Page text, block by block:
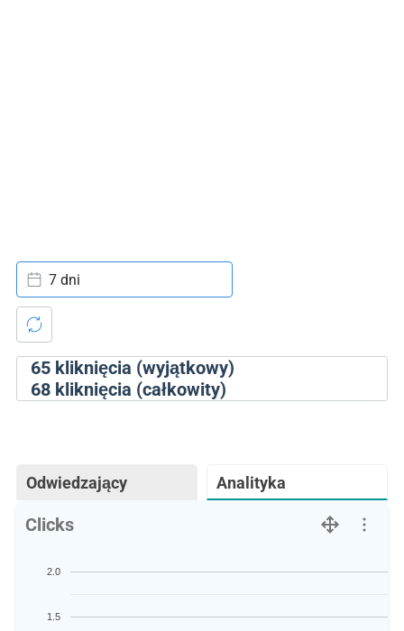
65kliknięcia (wyjątkowy)
68kliknięcia (całkowity)
7 dni
Odwiedzający Analityka
Clicks
1.5
2.0